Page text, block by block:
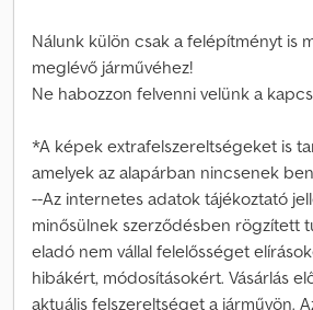
Nálunk külön csak a felépítményt is
meglévő járművéhez!
Ne habozzon felvenni velünk a
*A képek extrafelszereltségeket is
amelyek az alapárban nincsenek
--Az internetes adatok tájékoztató
minősülnek szerződésben rögzített
eladó nem vállal felelősséget
hibákért, módosításokért. Vásárlás
aktuális felszereltséget a járművön.